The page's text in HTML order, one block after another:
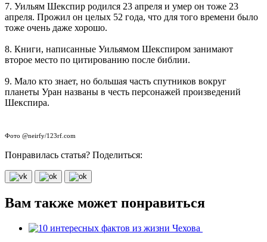
7. Уильям Шекспир родился 23 апреля и умер он тоже 23
апреля. Прожил он целых 52 года, что для того времени было
тоже очень даже хорошо.
8. Книги, написанные Уильямом Шекспиром занимают
второе место по цитированию после библии.
9. Мало кто знает, но большая часть спутников вокруг
планеты Уран названы в честь персонажей произведений
Шекспира.
Фото @neirfy/123rf.com
Понравилась статья? Поделиться:
Вам также может понравиться